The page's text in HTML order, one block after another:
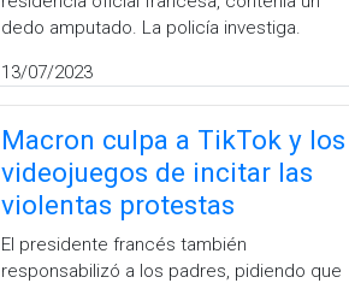
dedo amputado. La policía investiga.
13/07/2023
Macron culpa a TikTok y los
videojuegos de incitar las
violentas protestas
El presidente francés también
responsabilizó a los padres, pidiendo que